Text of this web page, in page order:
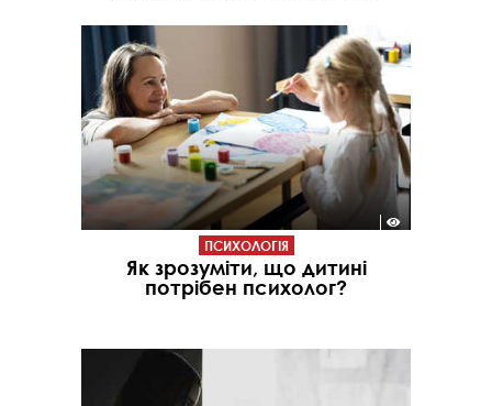
ПСИХОЛОГІЯ
Як зрозуміти, що дитині
потрібен психолог?